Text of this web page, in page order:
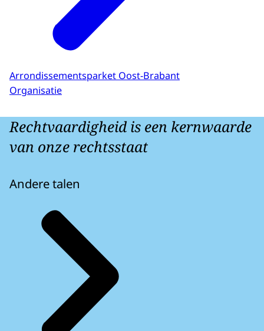
Arrondissementsparket Oost-Brabant
Organisatie
Rechtvaardigheid is een kernwaarde
van onze rechtsstaat
Andere talen